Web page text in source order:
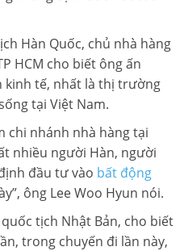
Hàn Quốc, chủ nhà hàng
HCM cho biết ông ấn
tế, nhất là thị trường
tại Việt Nam.
chi nhánh nhà hàng tại
nhiều người Hàn, người
đầu tư vào bất động
ông Lee Woo Hyun nói.
tịch Nhật Bản, cho biết
trong chuyến đi lần này,